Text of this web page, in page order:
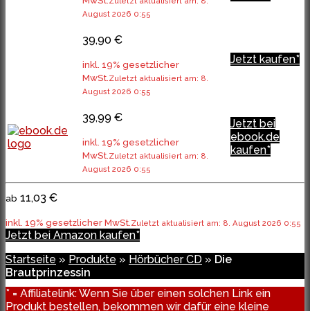
August 2026 0:55
39,90 €
inkl. 19% gesetzlicher
MwSt.Zuletzt aktualisiert am: 8.
August 2026 0:55
Jetzt kaufen*
39,99 €
inkl. 19% gesetzlicher
MwSt.Zuletzt aktualisiert am: 8.
August 2026 0:55
Jetzt bei
ebook.de
kaufen*
ab 11,03 €
inkl. 19% gesetzlicher MwSt.Zuletzt aktualisiert am: 8. August 2026 0:55
Jetzt bei Amazon kaufen*
Startseite » Produkte » Hörbücher CD » Die
Brautprinzessin
* = Affiliatelink: Wenn Sie über einen solchen Link ein
Produkt bestellen, bekommen wir dafür eine kleine